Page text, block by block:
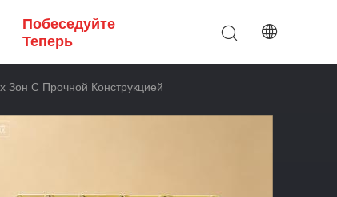
Побеседуйте
Теперь
С Прочной Конструкцией